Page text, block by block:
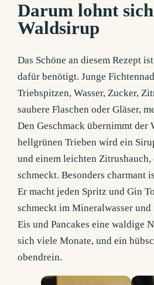
Darum lohnt
Waldsirup
Das Schöne an diesem Rezept
dafür benötigt. Junge
Triebspitzen, Wasser, Zucker,
saubere Flaschen oder Gläser,
Den Geschmack übernimmt der
hellgrünen Trieben wird ein
und einem leichten
schmeckt. Besonders charmant
Er macht jeden Spritz und Gin
schmeckt im Mineralwasser
Eis und Pancakes eine waldige
sich viele Monate, und ein
obendrein.